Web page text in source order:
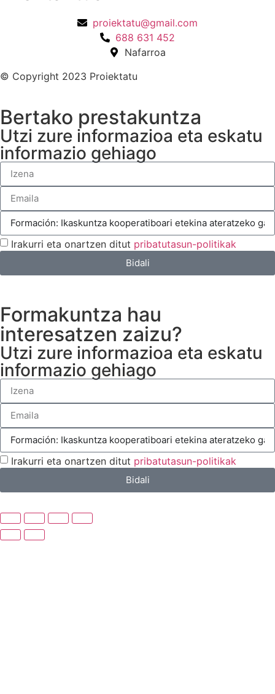
proiektatu@gmail.com
688 631 452
Nafarroa
© Copyright 2023 Proiektatu
Bertako prestakuntza
Utzi zure informazioa eta eskatu
informazio gehiago
Irakurri eta onartzen ditut pribatutasun-politikak
Bidali
Formakuntza hau
interesatzen zaizu?
Utzi zure informazioa eta eskatu
informazio gehiago
Irakurri eta onartzen ditut pribatutasun-politikak
Bidali